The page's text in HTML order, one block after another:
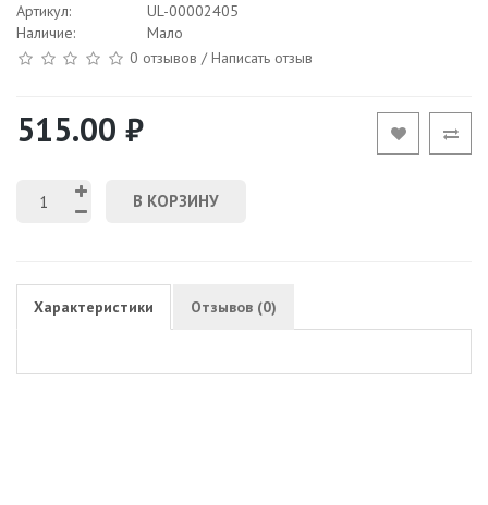
Артикул:
UL-00002405
Наличие:
Мало
0 отзывов /Написать отзыв
515.00 ₽
В КОРЗИНУ
Характеристики Отзывов (0)